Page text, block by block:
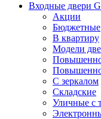
Входные двери
Акции
Бюджетные
В квартиру
Модели
С зеркалом
Складские
Уличные с